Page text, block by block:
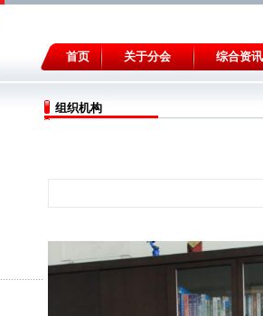
首页 关于分会 综合资讯
组织机构